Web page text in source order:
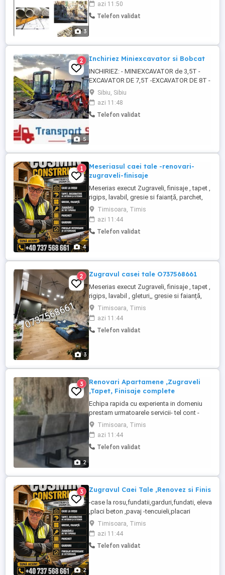
3
azi 11:50
Telefon validat
5
2 Inchiriez Miniexcavator si Bobcat
INCHIRIEZ: - MINIEXCAVATOR de 3,5T -
EXCAVATOR DE 7,5T -EXCAVATOR DE 8T -
MINIINCARCATOR BOBCAT -
BULDOEXCAVATOR -CILINDRU
COMPACTOR DE 3T Execut sapaturi
fundatii, santuri pt canalizare, curent, gaz,
Sibiu, Sibiu
azi 11:48
Telefon validat
4
1
Meseriasul caei tale -renovari-
zugraveli-finisaje
Meserias execut Zugraveli, finisaje , tapet ,
rigips, lavabil, gresie si faianță, parchet,
baghete decorative etc Decorativa de
interior și exterior, placari polistiren case
,fatade , etc Garduri, placari travertin,
fundati , case la cheie sau la rosu. tel
Timisoara, Timis
azi 11:44
Telefon validat
3
2 Zugravul casei tale O737568661
Meserias execut Zugraveli, finisaje , tapet ,
rigips, lavabil , gleturi,, gresie si faianță,
parchet, baghete decorative etc
Decorativa de interior și exterior, placari
polistiren case ,fatade , etc Garduri,
placari travertin, fundati Executam renovari
Timisoara, Timis
azi 11:44
Telefon validat
2
3
Renovari Apartamene ,Zugraveli
,Tapet, Finisaje complete
Echipa rapida cu experienta in domeniu
prestam urmatoarele servicii- tel cont -
Executam renovari su finisaje, la standarde
europene si la cele mai bune preturi. Va
oferim totalitatea serviciilor de care aveti
nevoie pentru constructia casei
Timisoara, Timis
azi 11:44
Telefon validat
2
3 Zugravul Caei Tale ,Renovez si Finisez
-case la rosu,fundatii,garduri,fundati, elevati
,placi beton ,pavaj -tencuieli,placari
termosistem,tencuieli decorative -
-compartimentari rigips,scafe rigips,placari
rigips tavane -montaj lustre , aplice -Spati verzi,
Timisoara, Timis
azi 11:44
Telefon validat